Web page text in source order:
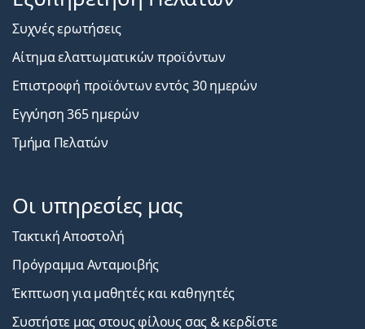
Συχνές ερωτήσεις
Αίτημα ελαττωματικών προϊόντων
Επιστροφή προϊόντων εντός 30 ημερών
Εγγύηση 365 ημερών
Τμήμα Πελατών
Οι υπηρεσίες μας
Τακτική Αποστολή
Πρόγραμμα Ανταμοιβής
Έκπτωση για μαθητές και καθηγητές
Συστήστε μας στους φίλους σας & κερδίστε